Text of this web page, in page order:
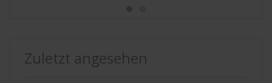
Zuletzt angesehen